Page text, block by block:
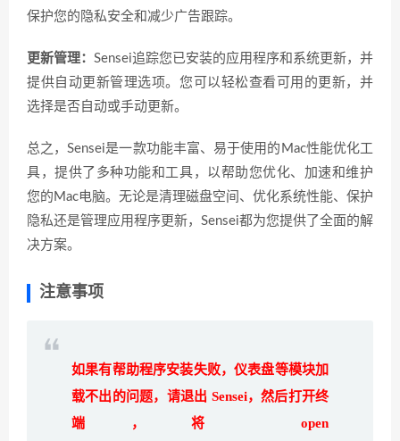
保护您的隐私安全和减少广告跟踪。
更新管理： Sensei追踪您已安装的应用程序和系统更新，并
提供自动更新管理选项。您可以轻松查看可用的更新，并
选择是否自动或手动更新。
总之，Sensei是一款功能丰富、易于使用的Mac性能优化工
具，提供了多种功能和工具，以帮助您优化、加速和维护
您的Mac电脑。无论是清理磁盘空间、优化系统性能、保护
隐私还是管理应用程序更新，Sensei都为您提供了全面的解
决方案。
注意事项
如果有帮助程序安装失败，仪表盘等模块加
载不出的问题，请退出 Sensei，然后打开终
端，将 open